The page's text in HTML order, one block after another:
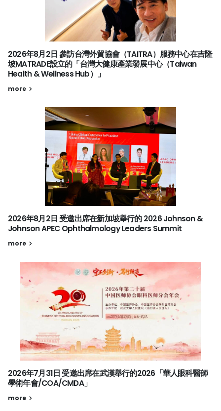
2026年8月2日 參訪台灣外貿協會（TAITRA）服務中心在吉隆
坡MATRADE設立的「台灣大健康產業發展中心（Taiwan
Health & Wellness Hub）」
more
2026年8月2日 受邀出席在新加坡舉行的 2026 Johnson &
Johnson APEC Ophthalmology Leaders Summit
more
2026年7月31日 受邀出席在武漢舉行的2026「華人眼科醫師
學術年會/COA/CMDA」
more